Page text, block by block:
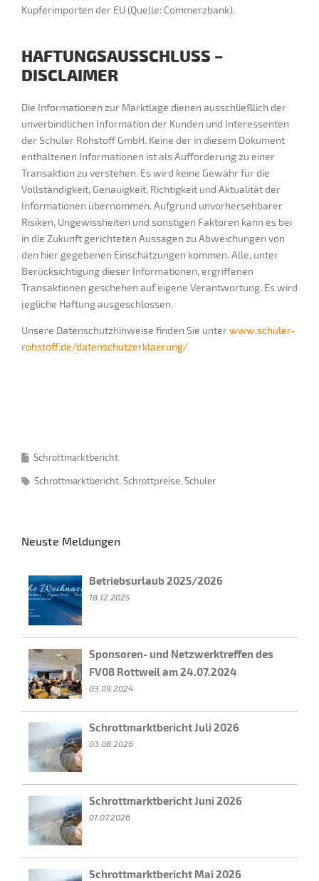
Kupferimporten der EU (Quelle: Commerzbank).
HAFTUNGSAUSSCHLUSS –
DISCLAIMER
Die Informationen zur Marktlage dienen ausschließlich der
unverbindlichen Information der Kunden und Interessenten
der Schuler Rohstoff GmbH. Keine der in diesem Dokument
enthaltenen Informationen ist als Aufforderung zu einer
Transaktion zu verstehen. Es wird keine Gewähr für die
Vollständigkeit, Genauigkeit, Richtigkeit und Aktualität der
Informationen übernommen. Aufgrund unvorhersehbarer
Risiken, Ungewissheiten und sonstigen Faktoren kann es bei
in die Zukunft gerichteten Aussagen zu Abweichungen von
den hier gegebenen Einschätzungen kommen. Alle, unter
Berücksichtigung dieser Informationen, ergriffenen
Transaktionen geschehen auf eigene Verantwortung. Es wird
jegliche Haftung ausgeschlossen.
Unsere Datenschutzhinweise finden Sie unterwww.schuler-
rohstoff.de/datenschutzerklaerung/
Schrottmarktbericht
Schrottmarktbericht Schrottpreise Schuler
Neuste Meldungen
Betriebsurlaub 2025/2026
18.12.2025
Sponsoren- und Netzwerktreffen des
FV08 Rottweil am 24.07.2024
03.09.2024
Schrottmarktbericht Juli 2026
03.08.2026
Schrottmarktbericht Juni 2026
01.07.2026
Schrottmarktbericht Mai 2026